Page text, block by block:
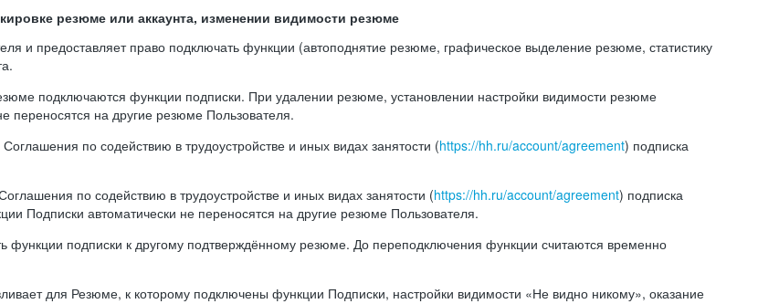
резюме или аккаунта, изменении видимости резюме
и предоставляет право подключать функции (автоподнятие резюме, графическое выделение резюме, статистику
подключаются функции подписки. При удалении резюме, установлении настройки видимости резюме
переносятся на другие резюме Пользователя.
по содействию в трудоустройстве и иных видах занятости (https://hh.ru/account/agreement) подписка
по содействию в трудоустройстве и иных видах занятости (https://hh.ru/account/agreement) подписка
Подписки автоматически не переносятся на другие резюме Пользователя.
функции подписки к другому подтверждённому резюме. До переподключения функции считаются временно
для Резюме, к которому подключены функции Подписки, настройки видимости «Не видно никому», оказание